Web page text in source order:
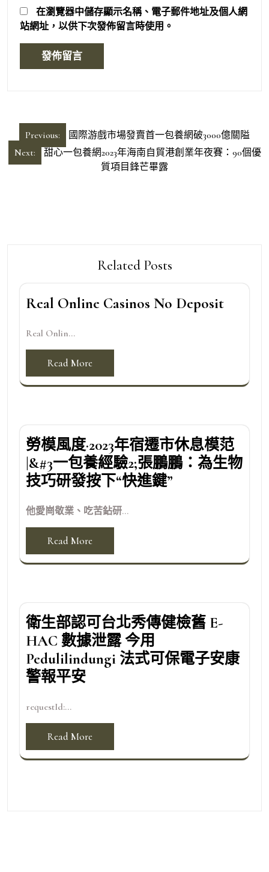
在瀏覽器中儲存顯示名稱、電子郵件地址及個人網
站網址，以供下次發佈留言時使用。
章
導
Previous:
國際游戲市場發賣首一包養網破3000億關隘
Next:
甜心一包養網2023年海南自貿港創業年夜賽：90個優
質項目鋒芒畢露
Related Posts
Real Online Casinos No Deposit
Real Onlin...
Read More
勞模風度·2023年宿遷市休息模范
|&#3一包養經驗2;張鵬鵬：為生物
技巧研發按下“快進鍵”
他愛崗敬業、吃苦鉆研...
Read More
衛生部認可台北秀傳健檢舊 E-
HAC 數據泄露 今用
Pedulilindungi 法式可保電子安康
警報平安
requestId:...
Read More